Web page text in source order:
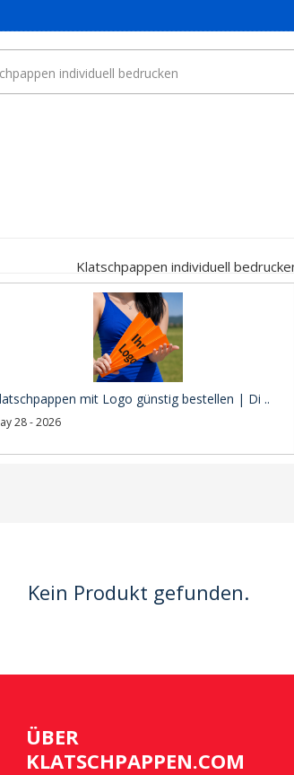
Klatschpappen individuell
mit Logo günstig bestellen | Di ..
28 - 2026
Kein Produkt gefunden.
ÜBER
KLATSCHPAPPEN.COM